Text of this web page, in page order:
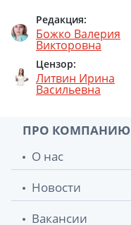
Редакция:
Божко Валерия
Викторовна
Цензор:
Литвин Ирина
Васильевна
ПРО КОМПАНИЮ
О нас
Новости
Вакансии